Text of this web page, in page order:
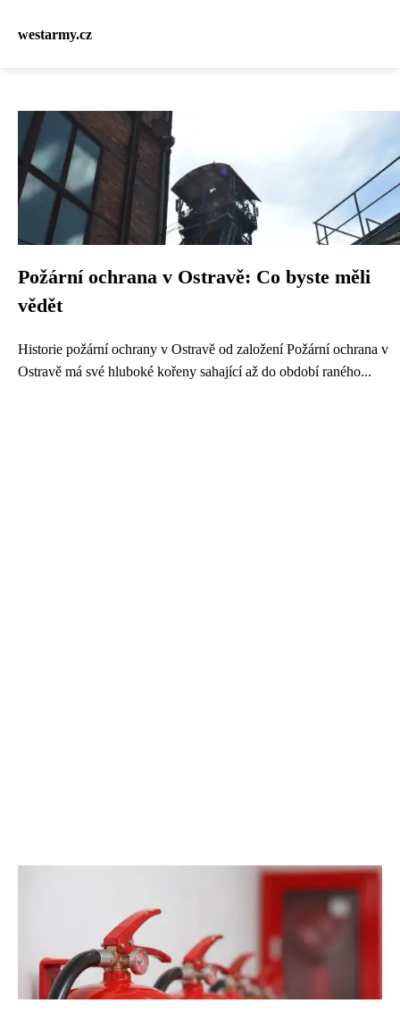
westarmy.cz
Požární ochrana v Ostravě: Co byste měli
vědět
Historie požární ochrany v Ostravě od založení Požární ochrana v
Ostravě má své hluboké kořeny sahající až do období raného...